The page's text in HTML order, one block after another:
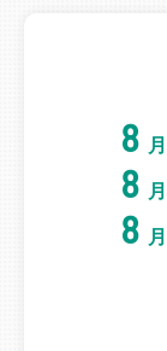
8 月
8 月
8 月